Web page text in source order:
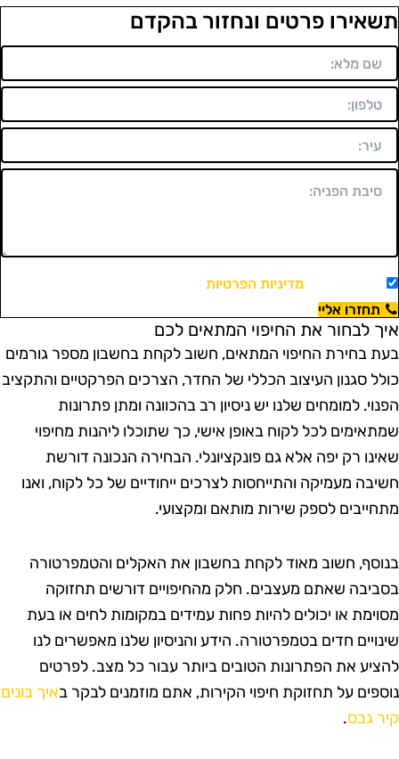
פרטים ונחזור בהקדם
מאשר/ת את מדיניות הפרטיותויצירת קשר.
תחזרו אליי
לבחור את החיפוי המתאים לכם
בחירת החיפוי המתאים, חשוב לקחת בחשבון מספר גורמים
סגנון העיצוב הכללי של החדר, הצרכים הפרקטיים והתקציב
למומחים שלנו יש ניסיון רב בהכוונה ומתן פתרונות
לכל לקוח באופן אישי, כך שתוכלו ליהנות מחיפוי
רק יפה אלא גם פונקציונלי. הבחירה הנכונה דורשת
מעמיקה והתייחסות לצרכים ייחודיים של כל לקוח, ואנו
לספק שירות מותאם ומקצועי.
חשוב מאוד לקחת בחשבון את האקלים והטמפרטורה
שאתם מעצבים. חלק מהחיפויים דורשים תחזוקה
או יכולים להיות פחות עמידים במקומות לחים או בעת
חדים בטמפרטורה. הידע והניסיון שלנו מאפשרים לנו
את הפתרונות הטובים ביותר עבור כל מצב. לפרטים
על תחזוקת חיפוי הקירות, אתם מוזמנים לבקר באיך בונים
גבס.